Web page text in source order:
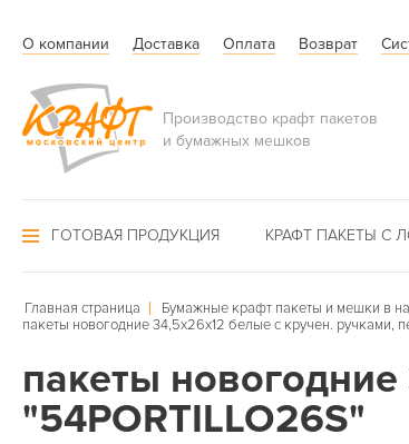
О компании Доставка Оплата Возврат
Производство крафт пакетов
и бумажных мешков
ГОТОВАЯ ПРОДУКЦИЯ КРАФТ ПАКЕТЫ С
Главная страница Бумажные крафт пакеты и мешки в
пакеты новогодние 34,5х26х12 белые с кручен. ручками,
пакеты
"54PORTILLO26S"